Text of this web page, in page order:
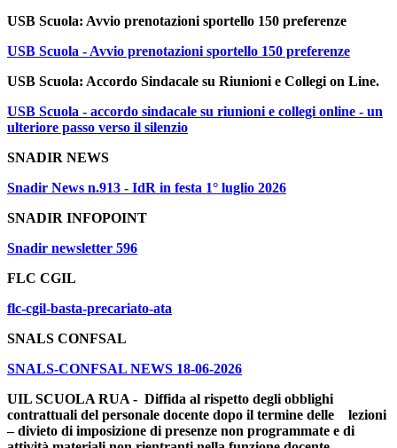
USB Scuola: Avvio prenotazioni sportello 150 preferenze
USB Scuola - Avvio prenotazioni sportello 150 preferenze
USB Scuola: Accordo Sindacale su Riunioni e Collegi on Line.
USB Scuola - accordo sindacale su riunioni e collegi online - un
ulteriore passo verso il silenzio
SNADIR NEWS
Snadir News n.913 - IdR in festa 1° luglio 2026
SNADIR INFOPOINT
Snadir newsletter 596
FLC CGIL
flc-cgil-basta-precariato-ata
SNALS CONFSAL
SNALS-CONFSAL NEWS 18-06-2026
UIL SCUOLA RUA - Diffida al rispetto degli obblighi
contrattuali del personale docente dopo il termine delle lezioni
– divieto di imposizione di presenze non programmate e di